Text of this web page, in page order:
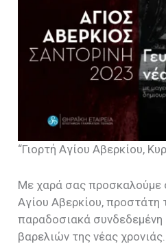
“Γιορτή Αγίου Αβερκίου,
Με χαρά σας προσκαλούμε
Αγίου Αβερκίου, προστάτη
παραδοσιακά συνδεδεμένη
βαρελιών της νέας χρονιάς.